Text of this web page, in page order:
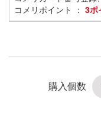
コメリポイント ： 3ポ
購入個数